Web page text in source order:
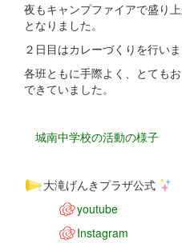
夜もキャンプファイアで盛り
となりました。
２日目はカレーづくりを行いま
各班ともに手際よく、とても
できていました。
城南中学校の活動の様子
大滝げんきプラザ公式
youtube
Instagram